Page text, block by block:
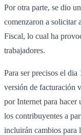
Por otra parte, se dio
comenzaron a solicitar
Fiscal, lo cual ha
trabajadores.
Para ser precisos el
versión de facturación
por Internet para hacer
los contribuyentes a
incluirán cambios para